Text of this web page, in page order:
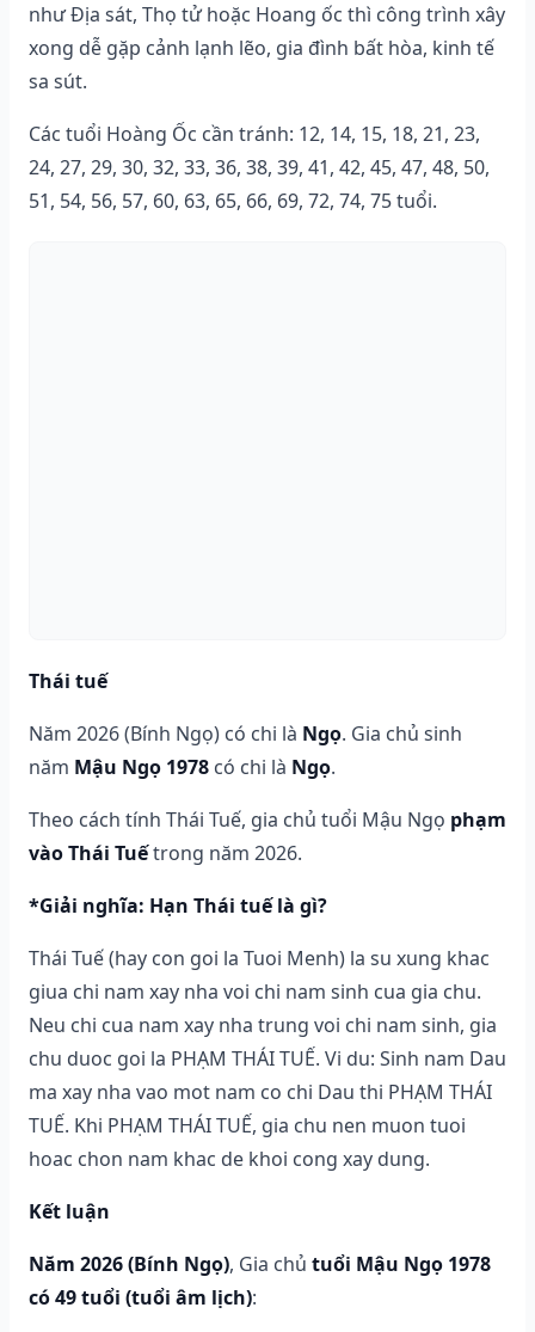
như Địa sát, Thọ tử hoặc Hoang ốc thì công trình xây
xong dễ gặp cảnh lạnh lẽo, gia đình bất hòa, kinh tế
sa sút.
Các tuổi Hoàng Ốc cần tránh: 12, 14, 15, 18, 21, 23,
24, 27, 29, 30, 32, 33, 36, 38, 39, 41, 42, 45, 47, 48, 50,
51, 54, 56, 57, 60, 63, 65, 66, 69, 72, 74, 75 tuổi.
Thái tuế
Năm 2026 (Bính Ngọ) có chi là Ngọ. Gia chủ sinh
năm Mậu Ngọ 1978 có chi là Ngọ.
Theo cách tính Thái Tuế, gia chủ tuổi Mậu Ngọ phạm
vào Thái Tuếtrong năm 2026.
*Giải nghĩa: Hạn Thái tuế là gì?
Thái Tuế (hay con goi la Tuoi Menh) la su xung khac
giua chi nam xay nha voi chi nam sinh cua gia chu.
Neu chi cua nam xay nha trung voi chi nam sinh, gia
chu duoc goi la PHẠM THÁI TUẾ. Vi du: Sinh nam Dau
ma xay nha vao mot nam co chi Dau thi PHẠM THÁI
TUẾ. Khi PHẠM THÁI TUẾ, gia chu nen muon tuoi
hoac chon nam khac de khoi cong xay dung.
Kết luận
Năm 2026 (Bính Ngọ), Gia chủ tuổi Mậu Ngọ 1978
có 49 tuổi (tuổi âm lịch):